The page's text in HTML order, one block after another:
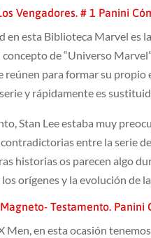
Vengadores. # 1 Panini
en esta Biblioteca Marvel es
de “Universo
reúnen para formar su
y rápidamente es
Stan Lee estaba muy
entre la serie
historias os parecen algo
orígenes y la evolución de
Testamento. Panini
Men, en esta ocasión